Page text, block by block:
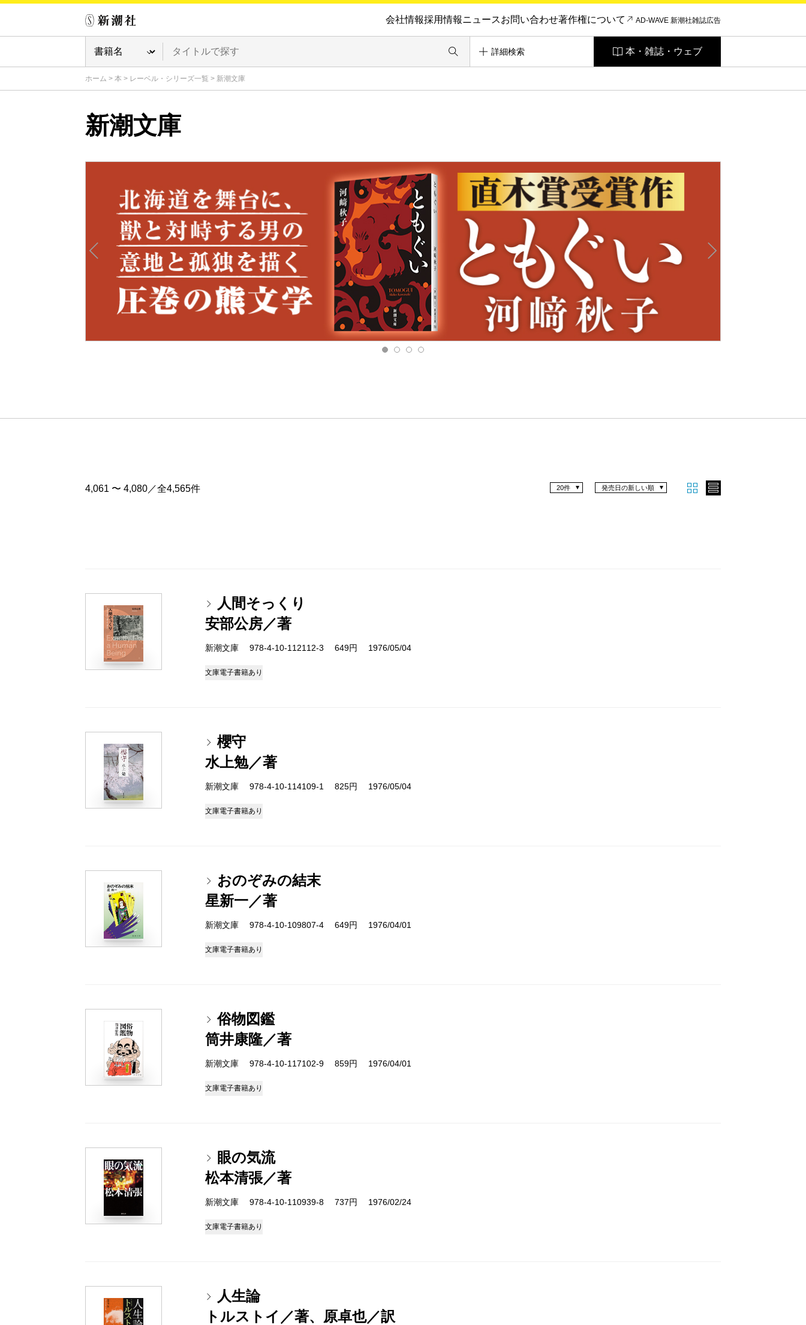
会社情報採用情報ニュースお問い合わせ著作権について AD-WAVE 新潮社雑誌広告
詳細検索 本・雑誌・ウェブ
ホーム > 本 > レーベル・シリーズ一覧 > 新潮文庫
新潮文庫
4,061 〜 4,080／全4,565件 発売日の新しい順
20件
人間そっくり
安部公房／著
新潮文庫 978-4-10-112112-3 649円 1976/05/04
文庫電子書籍あり
櫻守
水上勉／著
新潮文庫 978-4-10-114109-1 825円 1976/05/04
文庫電子書籍あり
おのぞみの結末
星新一／著
新潮文庫 978-4-10-109807-4 649円 1976/04/01
文庫電子書籍あり
俗物図鑑
筒井康隆／著
新潮文庫 978-4-10-117102-9 859円 1976/04/01
文庫電子書籍あり
眼の気流
松本清張／著
新潮文庫 978-4-10-110939-8 737円 1976/02/24
文庫電子書籍あり
人生論
トルストイ／著、原卓也／訳